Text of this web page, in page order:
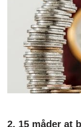
2. 15 måder at